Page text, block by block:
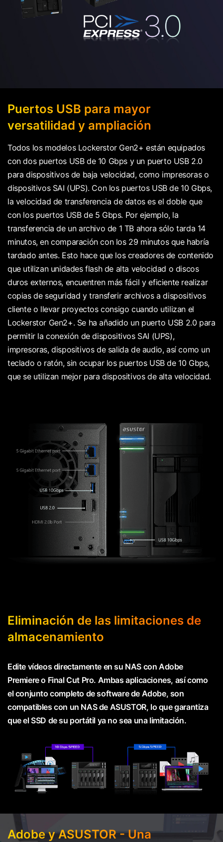
Puertos USB para mayor
versatilidad y ampliación
Todos los modelos Lockerstor Gen2+ están equipados
con dos puertos USB de 10 Gbps y un puerto USB 2.0
para dispositivos de baja velocidad, como impresoras o
dispositivos SAI (UPS). Con los puertos USB de 10 Gbps,
la velocidad de transferencia de datos es el doble que
con los puertos USB de 5 Gbps. Por ejemplo, la
transferencia de un archivo de 1 TB ahora sólo tarda 14
minutos, en comparación con los 29 minutos que habría
tardado antes. Esto hace que los creadores de contenido
que utilizan unidades flash de alta velocidad o discos
duros externos, encuentren más fácil y eficiente realizar
copias de seguridad y transferir archivos a dispositivos
cliente o llevar proyectos consigo cuando utilizan el
Lockerstor Gen2+. Se ha añadido un puerto USB 2.0 para
permitir la conexión de dispositivos SAI (UPS),
impresoras, dispositivos de salida de audio, así como un
teclado o ratón, sin ocupar los puertos USB de 10 Gbps,
que se utilizan mejor para dispositivos de alta velocidad.
Eliminación de las limitaciones de
almacenamiento
Edite vídeos directamente en su NAS con Adobe
Premiere o Final Cut Pro. Ambas aplicaciones, así como
el conjunto completo de software de Adobe, son
compatibles con un NAS de ASUSTOR, lo que garantiza
que el SSD de su portátil ya no sea una limitación.
Adobe y ASUSTOR - Una